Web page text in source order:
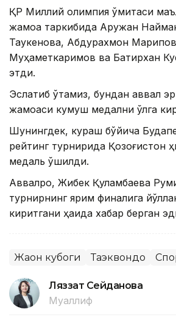
ҚР Миллий олимпия қўмитаси
жамоа таркибида Аружан
Таукенова, Абдурахмон
Муҳаметкаримов ва Батирхан
этди.
Эслатиб ўтамиз, бундан аввал
жамоаси кумуш медални қўлга
Шунингдек, кураш бўйича
рейтинг турнирида Қозоғистон
медаль қўшилди.
Аввалроқ, Жибек Қуламбаева
турнирнинг ярим финалига
киритгани ҳақида хабар берган
Жаҳон кубоги Таэквондо
Ляззат Сейданова
Муаллиф